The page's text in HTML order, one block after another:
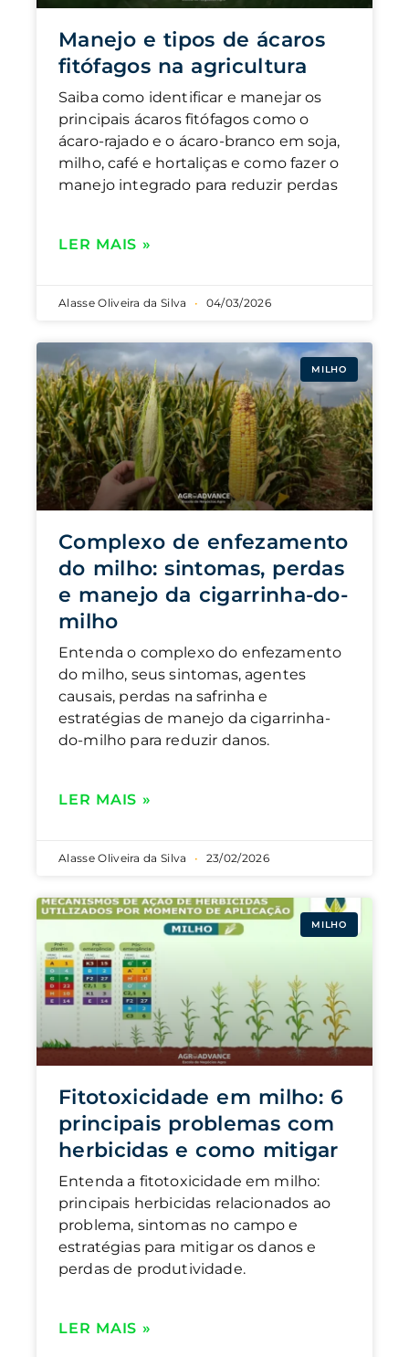
Manejo e tipos de ácaros
fitófagos na agricultura
Saiba como identificar e manejar os
principais ácaros fitófagos como o
ácaro-rajado e o ácaro-branco em soja,
milho, café e hortaliças e como fazer o
manejo integrado para reduzir perdas
LER MAIS »
Alasse Oliveira da Silva 04/03/2026
MILHO
Complexo de enfezamento
do milho: sintomas, perdas
e manejo da cigarrinha-do-
milho
Entenda o complexo do enfezamento
do milho, seus sintomas, agentes
causais, perdas na safrinha e
estratégias de manejo da cigarrinha-
do-milho para reduzir danos.
LER MAIS »
Alasse Oliveira da Silva 23/02/2026
MILHO
Fitotoxicidade em milho: 6
principais problemas com
herbicidas e como mitigar
Entenda a fitotoxicidade em milho:
principais herbicidas relacionados ao
problema, sintomas no campo e
estratégias para mitigar os danos e
perdas de produtividade.
LER MAIS »